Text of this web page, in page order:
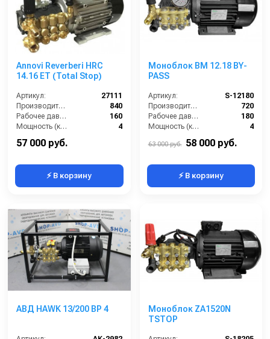
Annovi Reverberi HRC
14.16 ET (Total Stop)
Артикул:
27111
Производительность (л/ч):
840
Рабочее давление (бар):
160
Мощность (кВт):
4
Электропитание (В):
57 000 руб.
⚡ В корзину
Моноблок BM 12.18 BY-
PASS
Артикул:
S-12180
Производительность (л/ч):
720
Рабочее давление (бар):
180
Мощность (кВт):
4
63 000 руб. 58 000 руб.
⚡ В корзину
АВД HAWK 13/200 BP 4
Моноблок ZA1520N
TSTOP